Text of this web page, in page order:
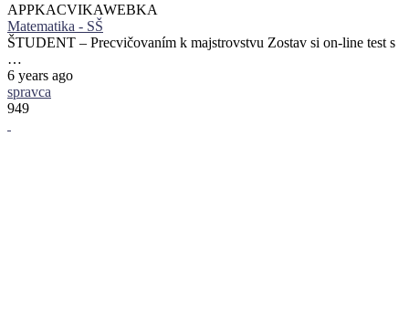
APPKACVIKAWEBKA
Matematika - SŠ
ŠTUDENT – Precvičovaním k majstrovstvu Zostav si on-line test s
…
6 years ago
spravca
949